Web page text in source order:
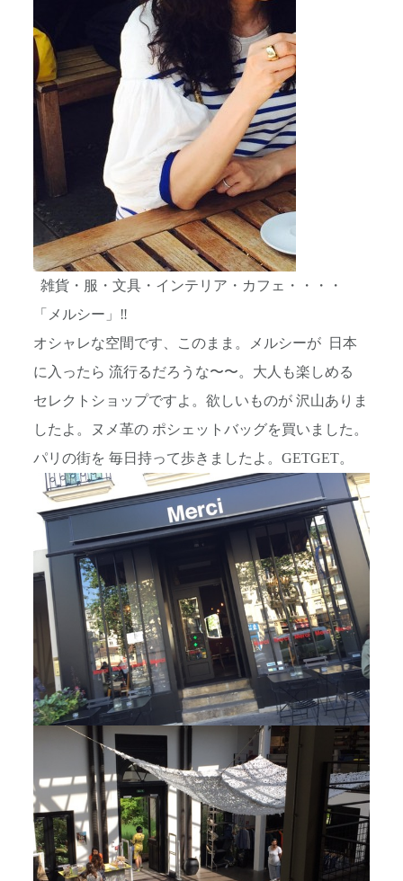
雑貨・服・文具・インテリア・カフェ・・・・
「メルシー」‼️
オシャレな空間です、このまま。メルシーが 日本
に入ったら 流行るだろうな〜〜。大人も楽しめる
セレクトショップですよ。欲しいものが 沢山ありま
したよ。ヌメ革の ポシェットバッグを買いました。
パリの街を 毎日持って歩きましたよ。GETGET。